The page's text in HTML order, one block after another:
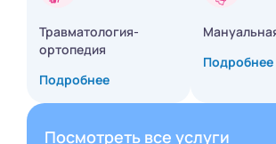
Травматология-
ортопедия
Подробнее
Подробнее
Посмотреть все услуги